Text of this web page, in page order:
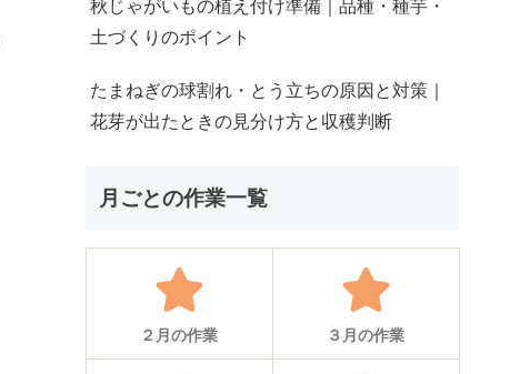
秋じゃがいもの植え付け準備｜品種・種芋・
土づくりのポイント
たまねぎの球割れ・とう立ちの原因と対策｜
花芽が出たときの見分け方と収穫判断
月ごとの作業一覧
２月の作業 ３月の作業